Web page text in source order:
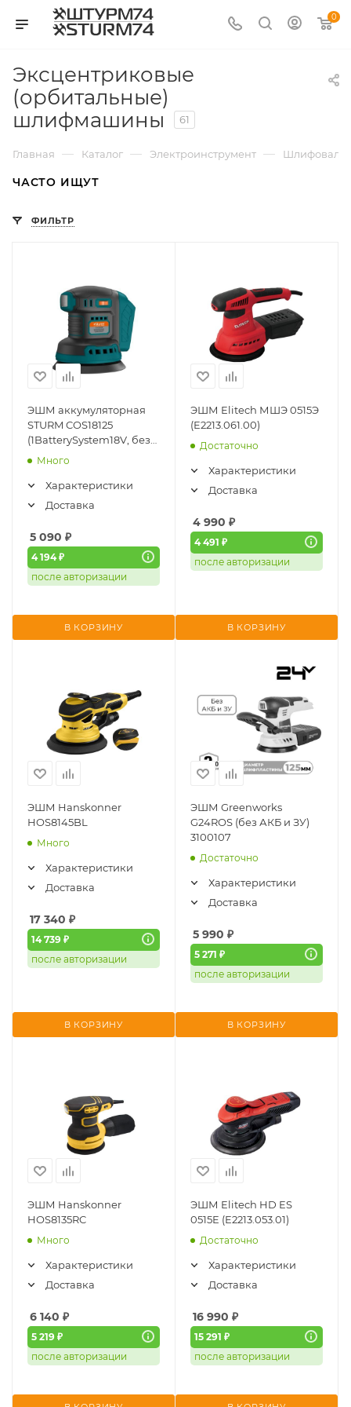
0
Эксцентриковые
(орбитальные)
шлифмашины
61
Главная — Каталог — Электроинструмент —
ЧАСТО ИЩУТ
ФИЛЬТР
ЭШМ аккумуляторная
STURM COS18125
(1BatterySystem18V, без
АКБ и ЗУ)
Много
Характеристики
Доставка
5 090 ₽
4 194 ₽
после авторизации
В КОРЗИНУ
ЭШМ Elitech МШЭ 0515Э
(E2213.061.00)
Достаточно
Характеристики
Доставка
4 990 ₽
4 491 ₽
после авторизации
В КОРЗИНУ
ЭШМ Hanskonner
HOS8145BL
Много
Характеристики
Доставка
17 340 ₽
14 739 ₽
после авторизации
В КОРЗИНУ
ЭШМ Greenworks
G24ROS (без АКБ и ЗУ)
3100107
Достаточно
Характеристики
Доставка
5 990 ₽
5 271 ₽
после авторизации
В КОРЗИНУ
ЭШМ Hanskonner
HOS8135RC
Много
Характеристики
Доставка
6 140 ₽
5 219 ₽
после авторизации
ЭШМ Elitech HD ES
0515E (E2213.053.01)
Достаточно
Характеристики
Доставка
16 990 ₽
15 291 ₽
после авторизации